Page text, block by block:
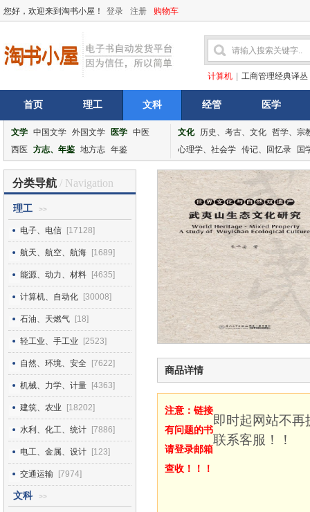
您好，欢迎来到淘书小屋！ 登录 注册 购物车
计算机 工商管理经典译丛
首页 理工 文科 经管 医学
文学 中国文学 外国文学 医学 中医
西医
方志、年鉴 地方志 年鉴
文化 历史、考古、文化 哲学、宗
心理学、社会学 传记、回忆录 国
分类导航 / Navigation
理工 >>
电子、电信 [17128]
航天、航空、航海 [1689]
能源、动力、材料 [4635]
计算机、自动化 [30008]
石油、天燃气 [18]
轻工业、手工业 [2523]
自然、环境、安全 [7622]
机械、力学、计量 [4363]
建筑、农业 [18202]
水利、化工、统计 [7886]
电工、金属、设计 [123]
交通运输 [7974]
文科 >>
商品详情
注意：链接
有问题的书
请登录邮箱
查收！！！
即时起网站不
联系客服！！